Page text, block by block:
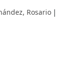
Rosario